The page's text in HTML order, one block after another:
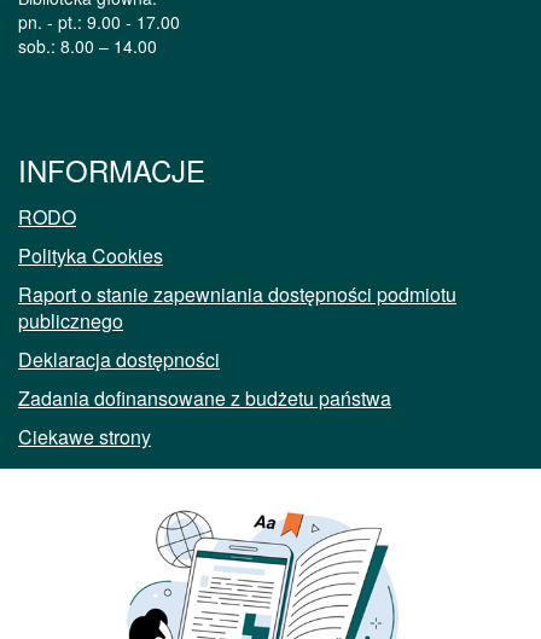
pn. - pt.: 9.00 - 17.00
sob.: 8.00 – 14.00
INFORMACJE
RODO
Polityka Cookies
Raport o stanie zapewniania dostępności podmiotu
publicznego
Deklaracja dostępności
Zadania dofinansowane z budżetu państwa
Ciekawe strony